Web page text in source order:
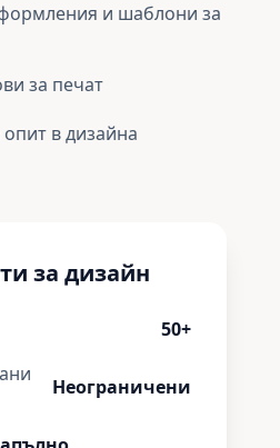
и шаблони за
за печат
в дизайна
за дизайн
50+
Неограничени